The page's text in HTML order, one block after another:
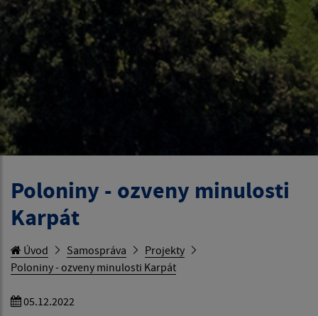
Poloniny - ozveny minulosti
Karpát
Úvod Samospráva
Projekty
Poloniny - ozveny minulosti Karpát
05.12.2022